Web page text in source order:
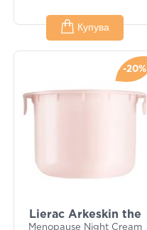
Купува
-20%
Lierac Arkeskin the
Menopause Night Cream